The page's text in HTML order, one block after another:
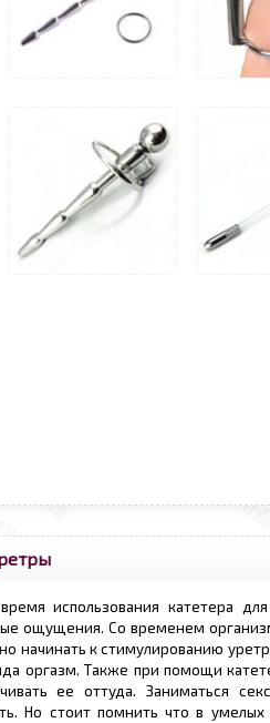
использования катетера
ощущения. Со временем
начинать к стимулированию
оргазм. Также при помощи
ее оттуда. Заниматься
Но стоит помнить что в